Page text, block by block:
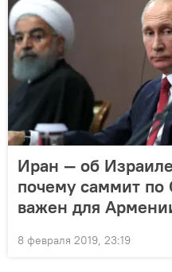
Иран — об
почему саммит по
важен для
8 февраля 2019, 23:19